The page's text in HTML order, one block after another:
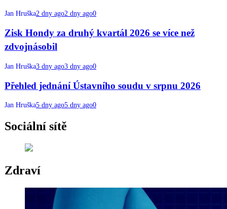
Jan Hruška2 dny ago2 dny ago0
Zisk Hondy za druhý kvartál 2026 se více než
zdvojnásobil
Jan Hruška3 dny ago3 dny ago0
Přehled jednání Ústavního soudu v srpnu 2026
Jan Hruška5 dny ago5 dny ago0
Sociální sítě
Zdraví